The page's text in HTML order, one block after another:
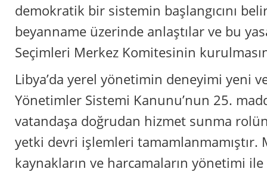
demokratik bir sistemin başlangıcını
beyanname üzerinde anlaştılar ve bu
Seçimleri Merkez Komitesinin
Libya’da yerel yönetimin deneyimi yeni
Yönetimler Sistemi Kanunu’nun 25.
vatandaşa doğrudan hizmet sunma
yetki devri işlemleri tamamlanmamıştır.
kaynakların ve harcamaların yönetimi